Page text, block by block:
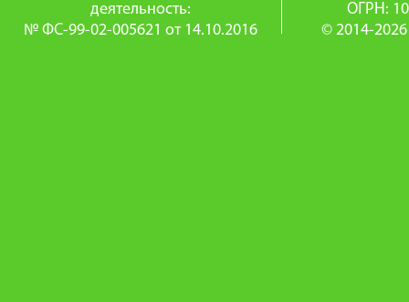
деятельность:
№ ФС-99-02-005621 от 14.10.2016
ОГРН:
© 2014-